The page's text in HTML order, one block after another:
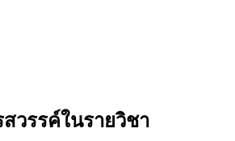
วรรค์ในรายวิชา